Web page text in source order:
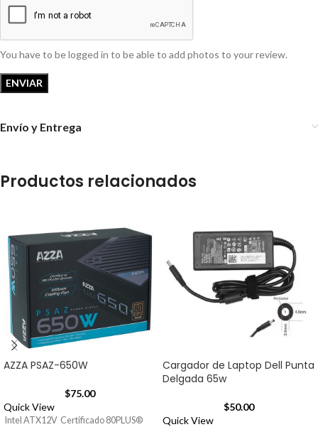
You have to be logged in to be able to add photos to your review.
Envío y Entrega
Productos relacionados
AZZA PSAZ-650W
$75.00
Quick View
Intel ATX12V Certificado 80PLUS®
Cargador de Laptop Dell Punta
Delgada 65w
$50.00
Quick View